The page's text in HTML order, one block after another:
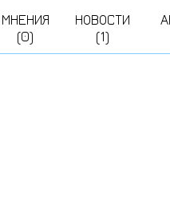
МНЕНИЯ
(0)
НОВОСТИ
(1)